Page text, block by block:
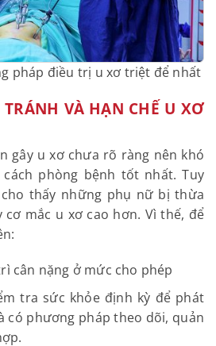
pháp điều trị u xơ triệt để
nhất
gây u xơ chưa rõ ràng nên
cách phòng bệnh tốt nhất.
sát cho thấy những phụ nữ bị